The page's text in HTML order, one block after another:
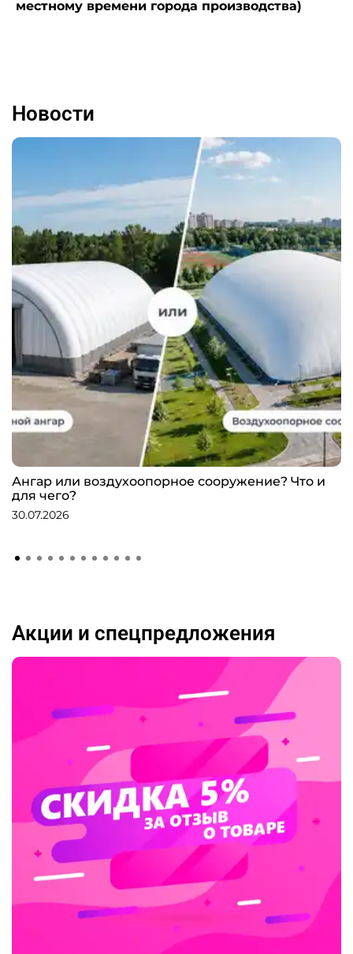
местному времени города производства)
Новости
Ангар или воздухоопорное сооружение? Что и
для чего?
30.07.2026
Акции и спецпредложения